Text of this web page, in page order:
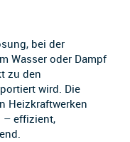
bei der
Wasser oder Dampf
zu den
wird. Die
Heizkraftwerken
– effizient,